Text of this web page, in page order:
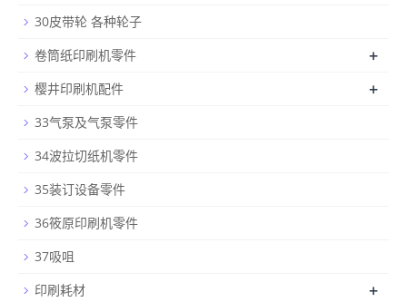
30皮带轮 各种轮子
卷筒纸印刷机零件
+
樱井印刷机配件 +
33气泵及气泵零件
34波拉切纸机零件
35装订设备零件
36筱原印刷机零件
37吸咀
印刷耗材
+